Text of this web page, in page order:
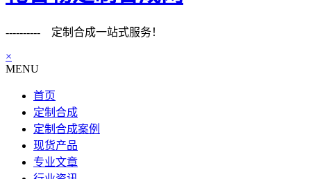
---------- 定制合成一站式服务！
×
MENU
首页
定制合成
定制合成案例
现货产品
专业文章